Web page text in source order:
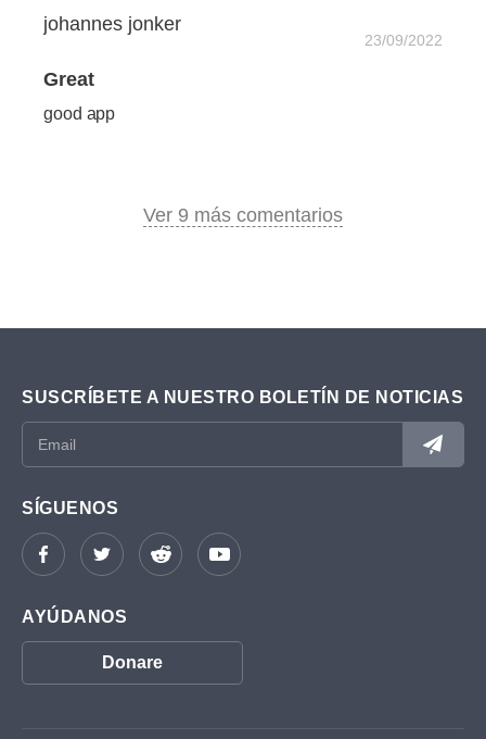
johannes jonker
23/09/2022
Great
good app
Ver 9 más comentarios
SUSCRÍBETE A NUESTRO BOLETÍN DE NOTICIAS
SÍGUENOS
AYÚDANOS
Donare